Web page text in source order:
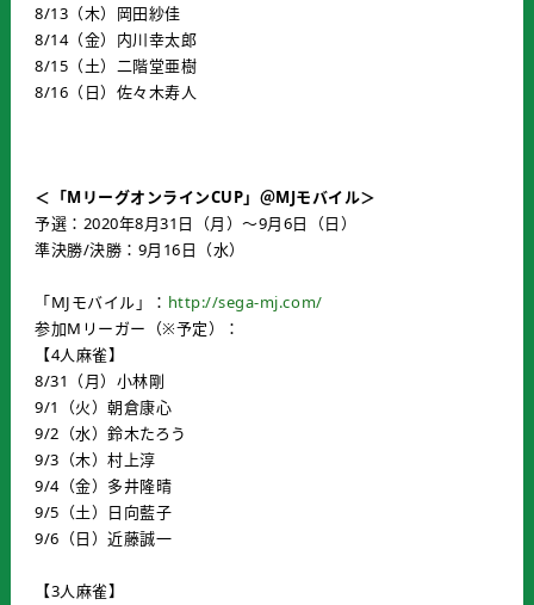
8/13（木）岡田紗佳
8/14（金）内川幸太郎
8/15（土）二階堂亜樹
8/16（日）佐々木寿人
＜「MリーグオンラインCUP」＠MJモバイル＞
予選：2020年8月31日（月）～9月6日（日）
準決勝/決勝：9月16日（水）
「MJモバイル」： http://sega-mj.com/
参加Mリーガー（※予定）：
【4人麻雀】
8/31（月）小林剛
9/1（火）朝倉康心
9/2（水）鈴木たろう
9/3（木）村上淳
9/4（金）多井隆晴
9/5（土）日向藍子
9/6（日）近藤誠一
【3人麻雀】